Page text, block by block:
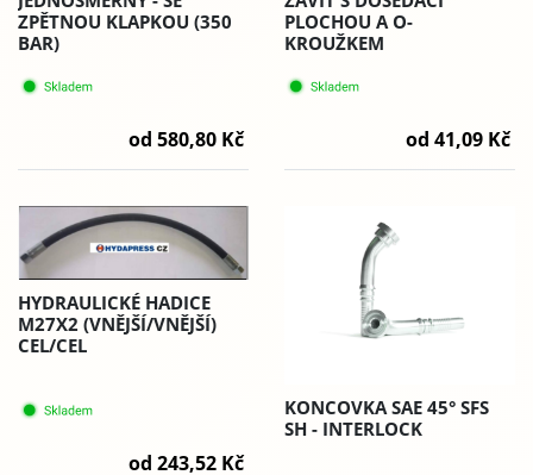
ZPĚTNOU KLAPKOU (350
BAR)
od 580,80 Kč
PLOCHOU A O-
KROUŽKEM
od 41,09 Kč
HYDRAULICKÉ HADICE
M27X2 (VNĚJŠÍ/VNĚJŠÍ)
CEL/CEL
od 243,52 Kč
KONCOVKA SAE 45° SFS
SH - INTERLOCK